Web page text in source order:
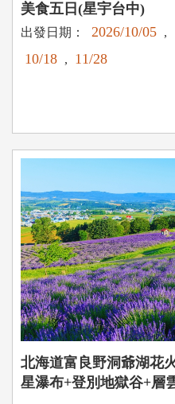
美食五日(星宇台中)
出發日期： 2026/10/05 ,
10/18 , 11/28
北海道富良野洞爺湖花
星瀑布+登別地獄谷+層